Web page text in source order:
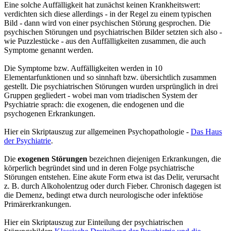
Eine solche Auffälligkeit hat zunächst keinen Krankheitswert:
verdichten sich diese allerdings - in der Regel zu einem typischen
Bild - dann wird von einer psychischen Störung gesprochen. Die
psychischen Störungen und psychiatrischen Bilder setzten sich also -
wie Puzzlestücke - aus den Auffälligkeiten zusammen, die auch
Symptome genannt werden.
Die Symptome bzw. Auffälligkeiten werden in 10
Elementarfunktionen und so sinnhaft bzw. übersichtlich zusammen
gestellt. Die psychiatrischen Störungen wurden ursprünglich in drei
Gruppen gegliedert - wobei man vom triadischen System der
Psychiatrie sprach: die exogenen, die endogenen und die
psychogenen Erkrankungen.
Hier ein Skriptauszug zur allgemeinen Psychopathologie - Das Haus
der Psychiatrie.
Die exogenen Störungen bezeichnen diejenigen Erkrankungen, die
körperlich begründet sind und in deren Folge psychiatrische
Störungen entstehen. Eine akute Form etwa ist das Delir, verursacht
z. B. durch Alkoholentzug oder durch Fieber. Chronisch dagegen ist
die Demenz, bedingt etwa durch neurologische oder infektiöse
Primärerkrankungen.
Hier ein Skriptauszug zur Einteilung der psychiatrischen